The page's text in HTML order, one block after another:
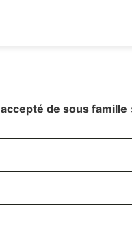
accepté de sous famille